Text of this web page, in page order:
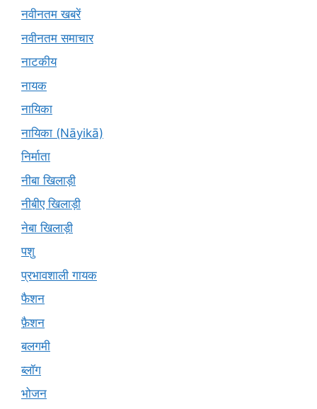
नवीनतम खबरें
नवीनतम समाचार
नाटकीय
नायक
नायिका
नायिका (Nāyikā)
निर्माता
नीबा खिलाड़ी
नीबीए खिलाड़ी
नेबा खिलाड़ी
पशु
प्रभावशाली गायक
फैशन
फ़ैशन
बलगमी
ब्लॉग
भोजन